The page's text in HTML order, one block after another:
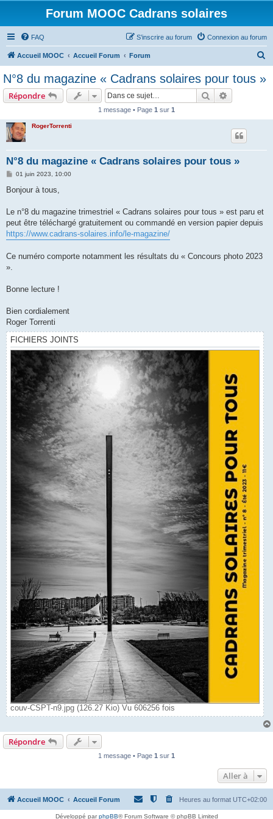
Forum MOOC Cadrans solaires
FAQ Connexion au forum
S’inscrire au forum
Accueil MOOC Accueil Forum Forum
N°8 du magazine « Cadrans solaires pour tous »
Répondre Rechercher
1 message • Page 1 sur 1
RogerTorrenti
N°8 du magazine « Cadrans solaires pour tous »
M
s
g
01 juin 2023, 10:00
Bonjour à tous,
Le n°8 du magazine trimestriel « Cadrans solaires pour tous » est paru et
peut être téléchargé gratuitement ou commandé en version papier depuis
https://www.cadrans-solaires.info/le-magazine/
Ce numéro comporte notamment les résultats du « Concours photo 2023
».
Bonne lecture !
Bien cordialement
Roger Torrenti
FICHIERS JOINTS
couv-CSPT-n9.jpg (126.27 Kio) Vu 606256 fois
Répondre
1 message • Page 1 sur 1
Aller à
Accueil MOOC Accueil Forum Heures au format UTC+02:00
Développé parphpBB® Forum Software © phpBB Limited